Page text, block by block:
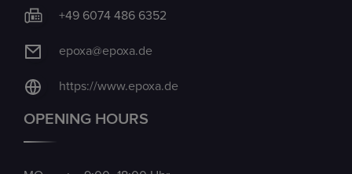
+49 6074 486 6352
epoxa@epoxa.de
https://www.epoxa.de
OPENING HOURS